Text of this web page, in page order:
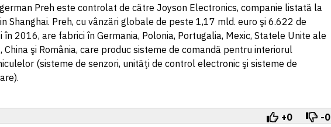
Preh este controlat de către Joyson Electronics, companie listată la
Shanghai. Preh, cu vânzări globale de peste 1,17 mld. euro şi 6.622 de
în 2016, are fabrici în Germania, Polonia, Portugalia, Mexic, Statele Unite ale
China şi România, care produc sisteme de comandă pentru interiorul
(sisteme de senzori, unităţi de control electronic şi sisteme de
+0 -0